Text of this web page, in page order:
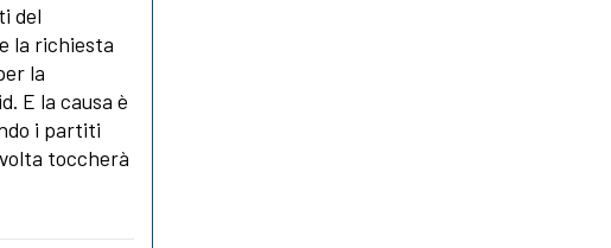
del
la richiesta
la
E la causa è
i partiti
toccherà